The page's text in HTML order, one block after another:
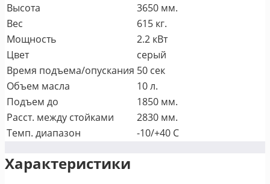
Высота
3650 мм.
Вес
615 кг.
Мощность
2.2 кВт
Цвет
серый
Время подъема/опускания 50 сек
Объем масла
10 л.
Подъем до
1850 мм.
Расст. между стойками
2830 мм.
Темп. диапазон
-10/+40 С
Характеристики